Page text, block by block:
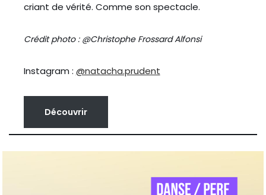
criant de vérité. Comme son spectacle.
Crédit photo : @Christophe Frossard Alfonsi
Instagram : @natacha.prudent
Découvrir